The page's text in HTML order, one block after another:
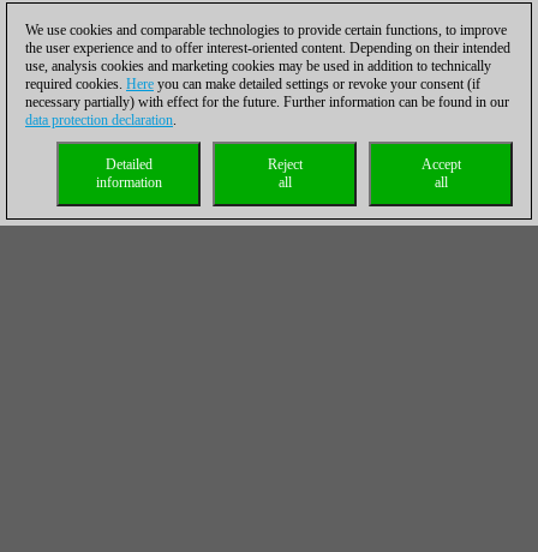
We use cookies and comparable technologies to provide certain functions, to improve
the user experience and to offer interest-oriented content. Depending on their intended
use, analysis cookies and marketing cookies may be used in addition to technically
required cookies. Here you can make detailed settings or revoke your consent (if
necessary partially) with effect for the future. Further information can be found in our
data protection declaration.
Accept
all
Reject
all
Detailed
information